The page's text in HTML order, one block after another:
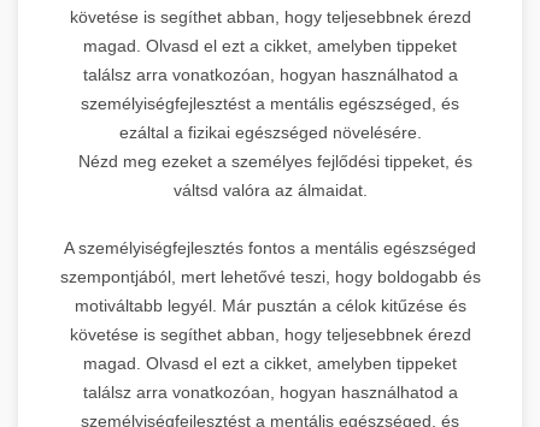
követése is segíthet abban, hogy teljesebbnek érezd
magad. Olvasd el ezt a cikket, amelyben tippeket
találsz arra vonatkozóan, hogyan használhatod a
személyiségfejlesztést a mentális egészséged, és
ezáltal a fizikai egészséged növelésére.
Nézd meg ezeket a személyes fejlődési tippeket, és
váltsd valóra az álmaidat.
A személyiségfejlesztés fontos a mentális egészséged
szempontjából, mert lehetővé teszi, hogy boldogabb és
motiváltabb legyél. Már pusztán a célok kitűzése és
követése is segíthet abban, hogy teljesebbnek érezd
magad. Olvasd el ezt a cikket, amelyben tippeket
találsz arra vonatkozóan, hogyan használhatod a
személyiségfejlesztést a mentális egészséged, és